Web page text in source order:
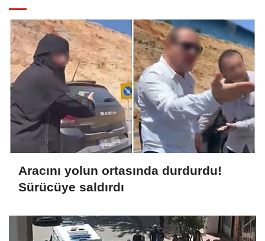
Aracını yolun ortasında durdurdu!
Sürücüye saldırdı